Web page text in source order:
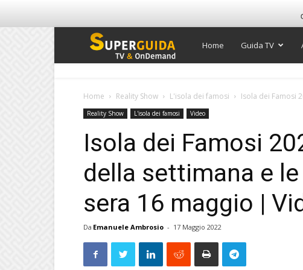
Super
TV
Home Guida TV
Home Reality Show L'isola dei famosi Isola dei Famosi
Reality Show L'isola dei famosi Video
Isola dei Famosi
della settimana e
sera 16 maggio |
Da Emanuele Ambrosio - 17 Maggio 2022